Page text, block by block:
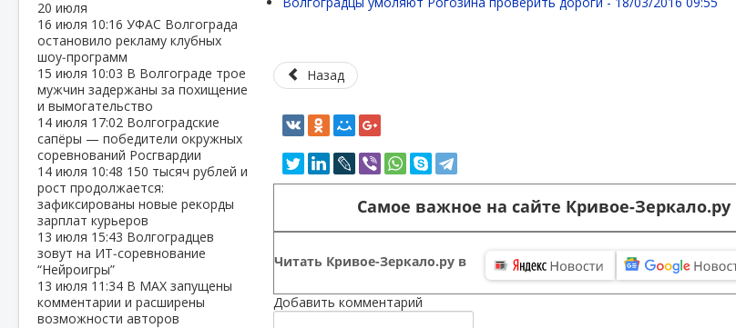
20 июля
16 июля 10:16 УФАС Волгограда
остановило рекламу клубных
шоу‑программ
15 июля 10:03 В Волгограде трое
мужчин задержаны за похищение
и вымогательство
14 июля 17:02 Волгоградские
сапёры — победители окружных
соревнований Росгвардии
14 июля 10:48 150 тысяч рублей и
рост продолжается:
зафиксированы новые рекорды
зарплат курьеров
13 июля 15:43 Волгоградцев
зовут на ИТ‑соревнование
“Нейроигры”
13 июля 11:34 В МАХ запущены
комментарии и расширены
возможности авторов
Назад
Самое важное на сайте Кривое-Зеркало.ру
Читать Кривое-Зеркало.ру в
Добавить комментарий